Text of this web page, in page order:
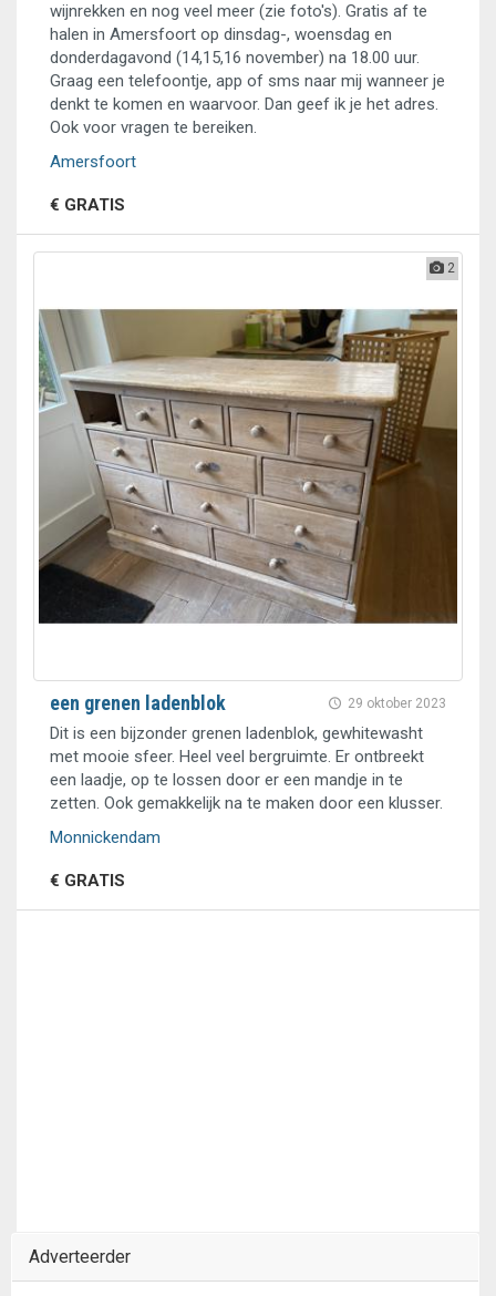
wijnrekken en nog veel meer (zie foto's). Gratis af te
halen in Amersfoort op dinsdag-, woensdag en
donderdagavond (14,15,16 november) na 18.00 uur.
Graag een telefoontje, app of sms naar mij wanneer je
denkt te komen en waarvoor. Dan geef ik je het adres.
Ook voor vragen te bereiken.
Amersfoort
€ GRATIS
2
29 oktober 2023
een grenen ladenblok
Dit is een bijzonder grenen ladenblok, gewhitewasht
met mooie sfeer. Heel veel bergruimte. Er ontbreekt
een laadje, op te lossen door er een mandje in te
zetten. Ook gemakkelijk na te maken door een klusser.
Monnickendam
€ GRATIS
Adverteerder